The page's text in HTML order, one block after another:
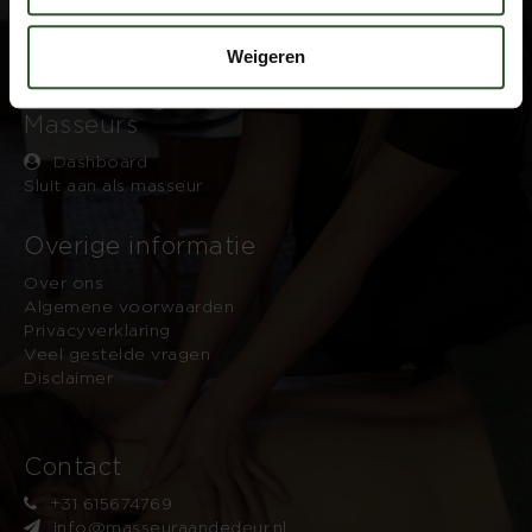
Weigeren
Google Rating
4.9
Based on 743 reviews
Masseurs
Dashboard
Sluit aan als masseur
Overige informatie
Over ons
Algemene voorwaarden
Privacyverklaring
Veel gestelde vragen
Disclaimer
Contact
+31 615674769
info@masseuraandedeur.nl